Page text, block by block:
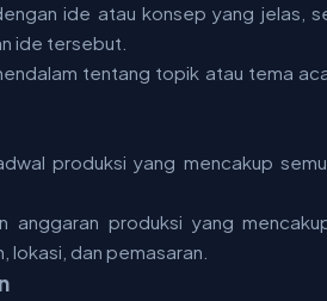
ide atau konsep yang jelas,
ide tersebut.
tentang topik atau tema
produksi yang mencakup
anggaran produksi yang
dan pemasaran.